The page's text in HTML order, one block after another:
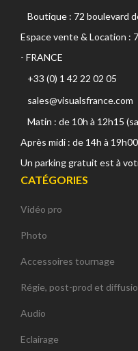
Boutique : 72 boulevard
Espace vente & Location :
- FRANCE
+33 (0) 1 42 22 02 05
sales@visualsfrance.com
Matin : de 10h à 12h15
Après midi : de 14h à
Un parking gratuit est à
CATÉGORIES
Vidéo pro
Photo
Accessoires tournage
Régie, post-prod et
Audio
Eclairage